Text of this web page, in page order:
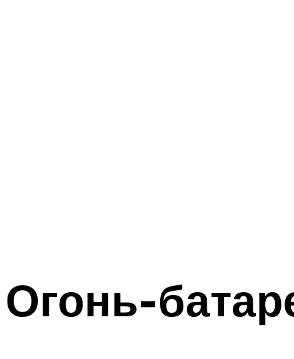
Огонь-